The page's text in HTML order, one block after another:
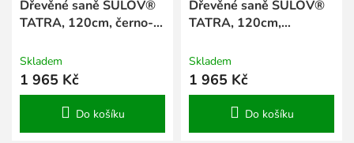
Dřevěné saně SULOV®
TATRA, 120cm, černo-
Skladem
1 965 Kč
Do košíku
Dřevěné saně SULOV®
TATRA, 120cm,
Skladem
1 965 Kč
Do košíku